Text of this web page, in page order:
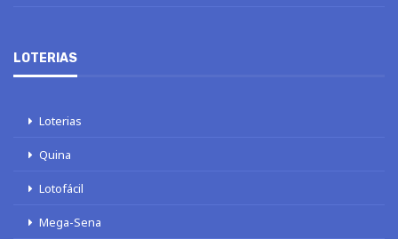
LOTERIAS
Loterias
Quina
Lotofácil
Mega-Sena